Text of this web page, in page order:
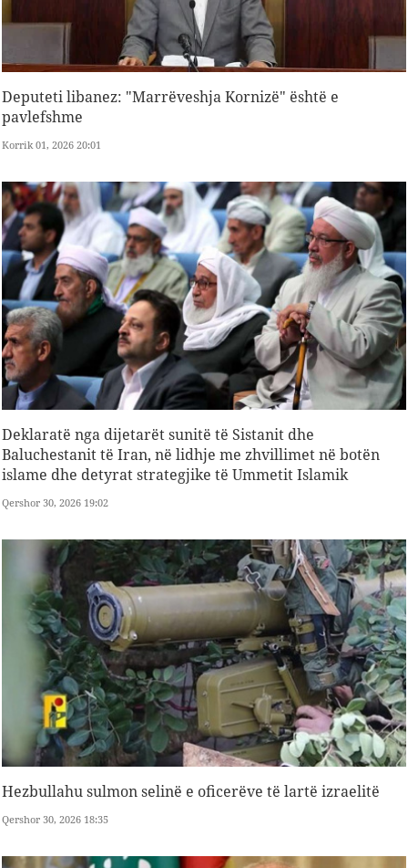
Deputeti libanez: "Marrëveshja Kornizë" është e
pavlefshme
Korrik 01, 2026 20:01
Deklaratë nga dijetarët sunitë të Sistanit dhe
Baluchestanit të Iran, në lidhje me zhvillimet në botën
islame dhe detyrat strategjike të Ummetit Islamik
Qershor 30, 2026 19:02
Hezbullahu sulmon selinë e oficerëve të lartë izraelitë
Qershor 30, 2026 18:35